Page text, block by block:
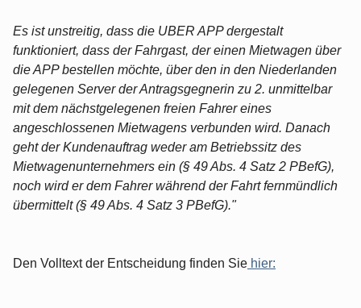
Es ist unstreitig, dass die UBER APP dergestalt
funktioniert, dass der Fahrgast, der einen Mietwagen über
die APP bestellen möchte, über den in den Niederlanden
gelegenen Server der Antragsgegnerin zu 2. unmittelbar
mit dem nächstgelegenen freien Fahrer eines
angeschlossenen Mietwagens verbunden wird. Danach
geht der Kundenauftrag weder am Betriebssitz des
Mietwagenunternehmers ein (§ 49 Abs. 4 Satz 2 PBefG),
noch wird er dem Fahrer während der Fahrt fernmündlich
übermittelt (§ 49 Abs. 4 Satz 3 PBefG)."
Den Volltext der Entscheidung finden Sie hier: